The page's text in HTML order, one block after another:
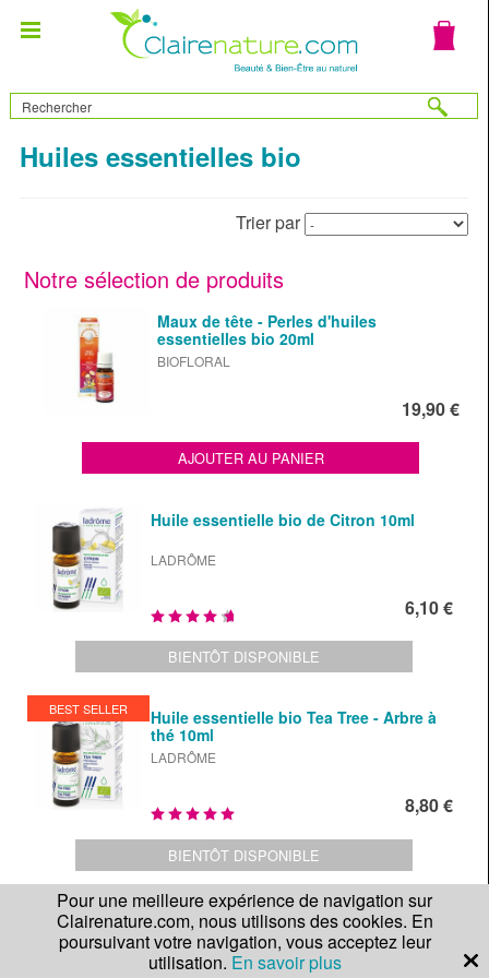
Huiles essentielles bio
Trier par
Notre sélection de produits
Maux de tête - Perles d'huiles
essentielles bio 20ml
BIOFLORAL
19,90 €
AJOUTER AU PANIER
Huile essentielle bio de Citron 10ml
LADRÔME
6,10 €
BIENTÔT DISPONIBLE
BEST SELLER
Huile essentielle bio Tea Tree - Arbre à
thé 10ml
LADRÔME
8,80 €
BIENTÔT DISPONIBLE
Huile essentielle de Ravintsara bio 10ml
LADRÔME
Pour une meilleure expérience de navigation sur
Clairenature.com, nous utilisons des cookies. En
poursuivant votre navigation, vous acceptez leur
utilisation. En savoir plus